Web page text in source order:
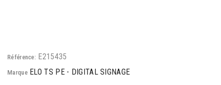
Référence: E215435
Marque ELO TS PE - DIGITAL SIGNAGE